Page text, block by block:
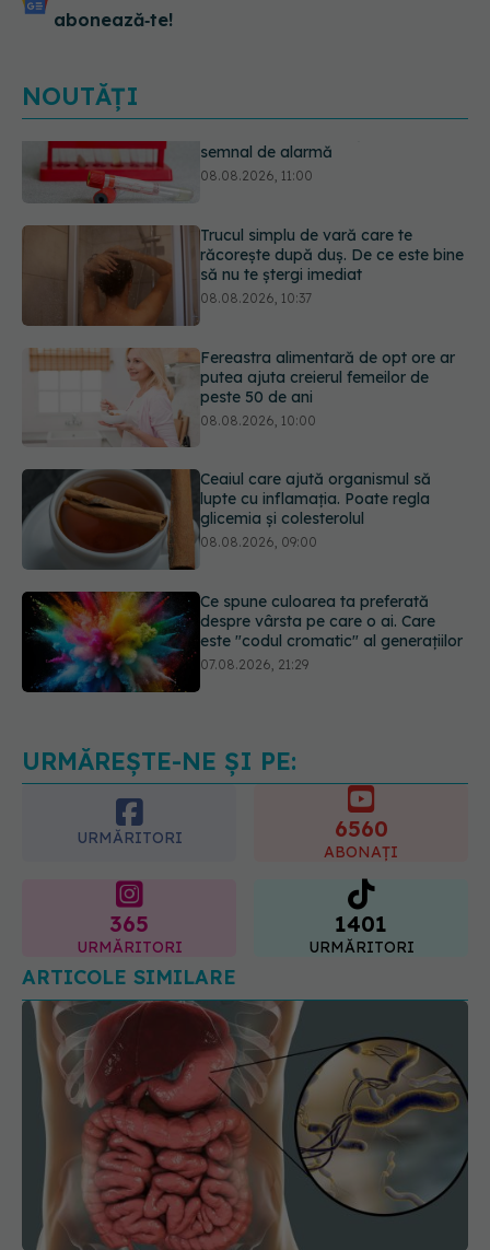
abonează‑te!
NOUTĂȚI
Trucul simplu de vară care te
08.08.2026, 10:37
Fereastra alimentară de opt ore ar
08.08.2026, 10:00
Ceaiul care ajută organismul să
08.08.2026, 09:00
Ce spune culoarea ta preferată
07.08.2026, 21:29
Analiza de sânge AST (SGOT): ce
URMĂREȘTE-NE ȘI PE:
URMĂRITORI 6560
ABONAȚI
365
URMĂRITORI
1401
URMĂRITORI
ARTICOLE SIMILARE